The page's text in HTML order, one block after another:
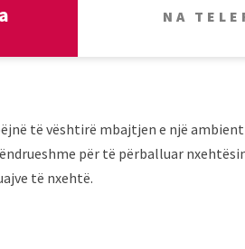
NA
të vështirë mbajtjen e një
për të përballuar
të nxehtë.